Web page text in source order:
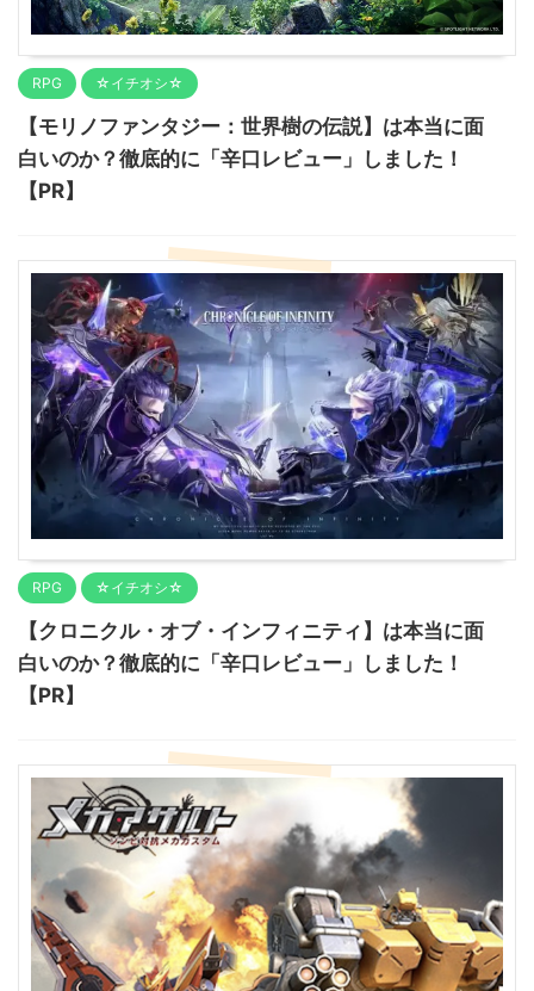
RPG ☆イチオシ☆
【モリノファンタジー：世界樹の伝説】は本当に面
白いのか？徹底的に「辛口レビュー」しました！
【PR】
RPG ☆イチオシ☆
【クロニクル・オブ・インフィニティ】は本当に面
白いのか？徹底的に「辛口レビュー」しました！
【PR】